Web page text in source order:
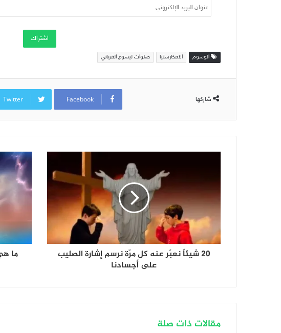
عنوان
البريد
اشتراك
الوسوم الافخارستيا صلوات ليسوع القرباني
شاركها Facebook
Twitter
20 شيئاً نعبّر عنه كل مرّة نرسم إشارة الصليب
على أجسادنا
ما
مقالات ذات صلة